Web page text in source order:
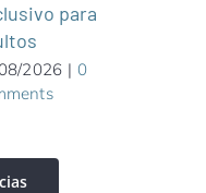
para
2026 | 0